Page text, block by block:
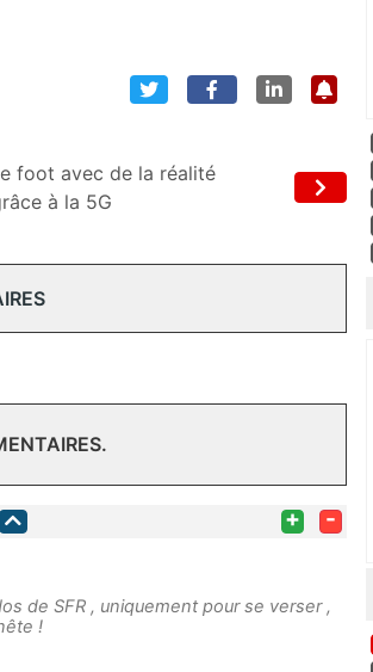
foot avec de la réalité
à la 5G
+ -
de SFR , uniquement pour se verser ,
!